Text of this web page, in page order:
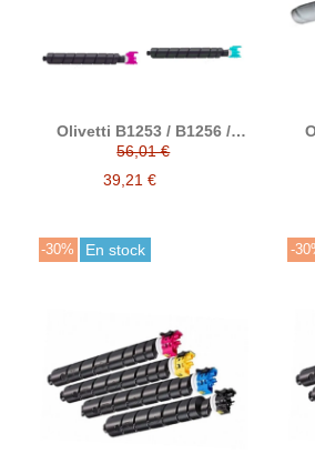
Olivetti B1253 / B1256 /
B1255 / B1254 tóner
compatible
56,01 €
39,21 €
-30% En stock -